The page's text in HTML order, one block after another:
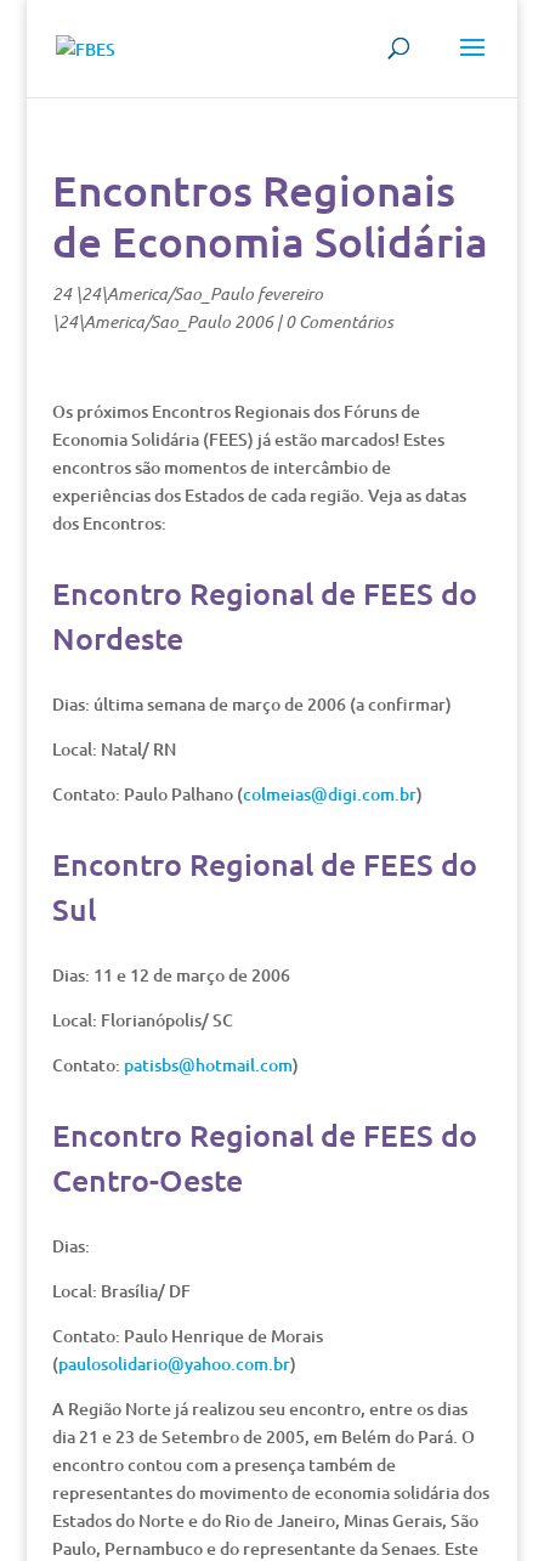
Encontros Regionais
de Economia Solidária
24 \24\America/Sao_Paulo fevereiro
\24\America/Sao_Paulo 2006|0 Comentários
Os próximos Encontros Regionais dos Fóruns de
Economia Solidária (FEES) já estão marcados! Estes
encontros são momentos de intercâmbio de
experiências dos Estados de cada região. Veja as datas
dos Encontros:
Encontro Regional de FEES do
Nordeste
Dias: última semana de março de 2006 (a confirmar)
Local: Natal/ RN
Contato: Paulo Palhano (colmeias@digi.com.br)
Encontro Regional de FEES do
Sul
Dias: 11 e 12 de março de 2006
Local: Florianópolis/ SC
Contato: patisbs@hotmail.com)
Encontro Regional de FEES do
Centro-Oeste
Dias:
Local: Brasília/ DF
Contato: Paulo Henrique de Morais
(paulosolidario@yahoo.com.br)
A Região Norte já realizou seu encontro, entre os dias
dia 21 e 23 de Setembro de 2005, em Belém do Pará. O
encontro contou com a presença também de
representantes do movimento de economia solidária dos
Estados do Norte e do Rio de Janeiro, Minas Gerais, São
Paulo, Pernambuco e do representante da Senaes. Este